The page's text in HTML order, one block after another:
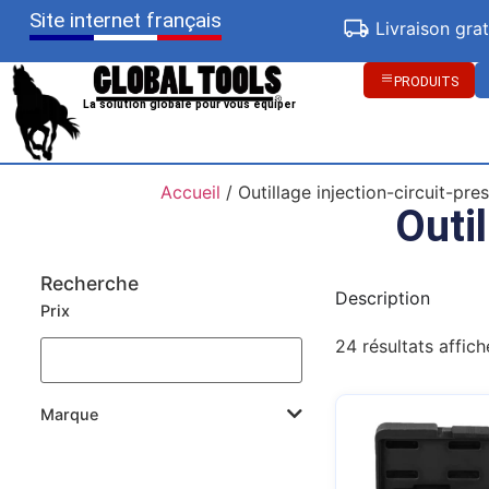
Site internet français Livraison
La solution globale pour vous équiper
PRODUITS
Accueil / Outillage injection-circuit-
Recherche
Prix
Marque
Description
24 résultats